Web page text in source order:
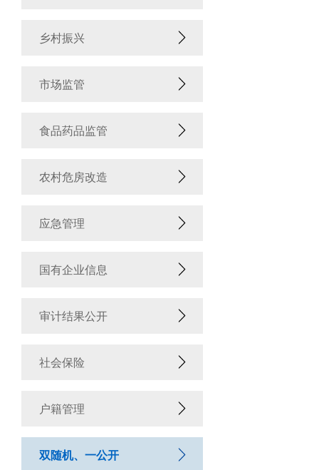
乡村振兴
市场监管
食品药品监管
农村危房改造
应急管理
国有企业信息
审计结果公开
社会保险
户籍管理
双随机、一公开